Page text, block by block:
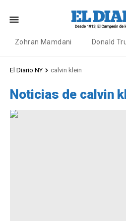
Zohran Mamdani Donald
El Diario NY calvin klein
Noticias de calvin